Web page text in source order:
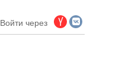
Войти через